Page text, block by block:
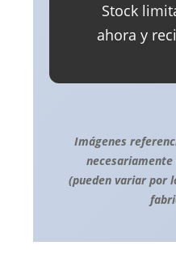
Stock
ahora y
Imágenes
(pueden variar por